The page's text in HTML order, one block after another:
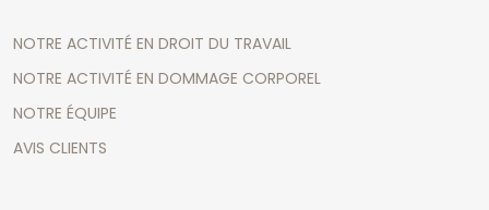
NOTRE ACTIVITÉ EN DROIT DU TRAVAIL
NOTRE ACTIVITÉ EN DOMMAGE CORPOREL
NOTRE ÉQUIPE
AVIS CLIENTS